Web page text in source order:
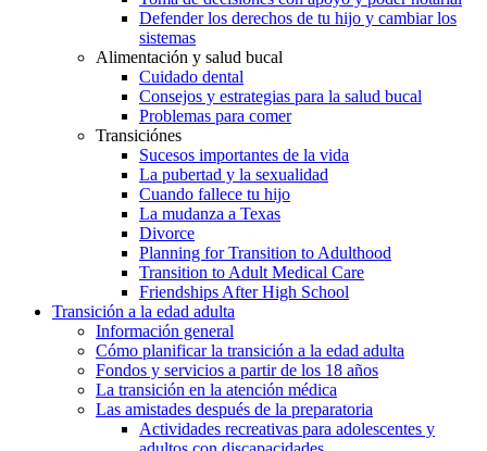
Defender los derechos de tu hijo y cambiar los
sistemas
Alimentación y salud bucal
Cuidado dental
Consejos y estrategias para la salud bucal
Problemas para comer
Transiciónes
Sucesos importantes de la vida
La pubertad y la sexualidad
Cuando fallece tu hijo
La mudanza a Texas
Divorce
Planning for Transition to Adulthood
Transition to Adult Medical Care
Friendships After High School
Transición a la edad adulta
Información general
Cómo planificar la transición a la edad adulta
Fondos y servicios a partir de los 18 años
La transición en la atención médica
Las amistades después de la preparatoria
Actividades recreativas para adolescentes y